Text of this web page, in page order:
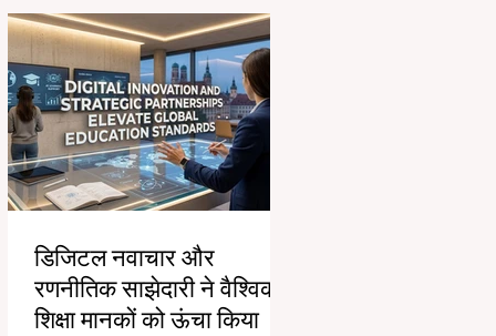
का अनुभव कर रहा है। 4 अगस्त 2026 को,
अंतरराष्ट्रीय विशेषज्ञ, नीति निर्माता, और
#एडटेक इनोवेटर्स दावोस कांग्रेस सेंटर में
एकत्रित हुए ताकि सीखने के क्षेत्र में सबसे
जरूरी चुनौतियों और अवसरों का समाधान
किया जा सके। एक महत्वपूर्ण समय पर
आयोजित, इस
डिजिटल नवाचार और
रणनीतिक साझेदारी ने वैश्विक
शिक्षा मानकों को ऊंचा किया